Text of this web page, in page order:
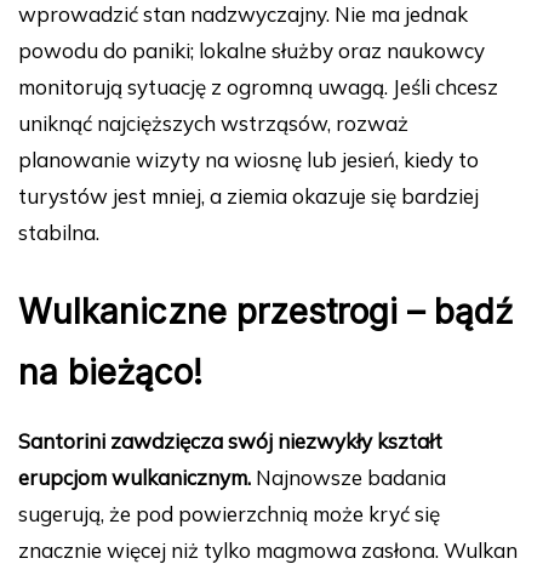
wprowadzić stan nadzwyczajny. Nie ma jednak
powodu do paniki; lokalne służby oraz naukowcy
monitorują sytuację z ogromną uwagą. Jeśli chcesz
uniknąć najcięższych wstrząsów, rozważ
planowanie wizyty na wiosnę lub jesień, kiedy to
turystów jest mniej, a ziemia okazuje się bardziej
stabilna.
Wulkaniczne przestrogi – bądź
na bieżąco!
Santorini zawdzięcza swój niezwykły kształt
erupcjom wulkanicznym. Najnowsze badania
sugerują, że pod powierzchnią może kryć się
znacznie więcej niż tylko magmowa zasłona. Wulkan